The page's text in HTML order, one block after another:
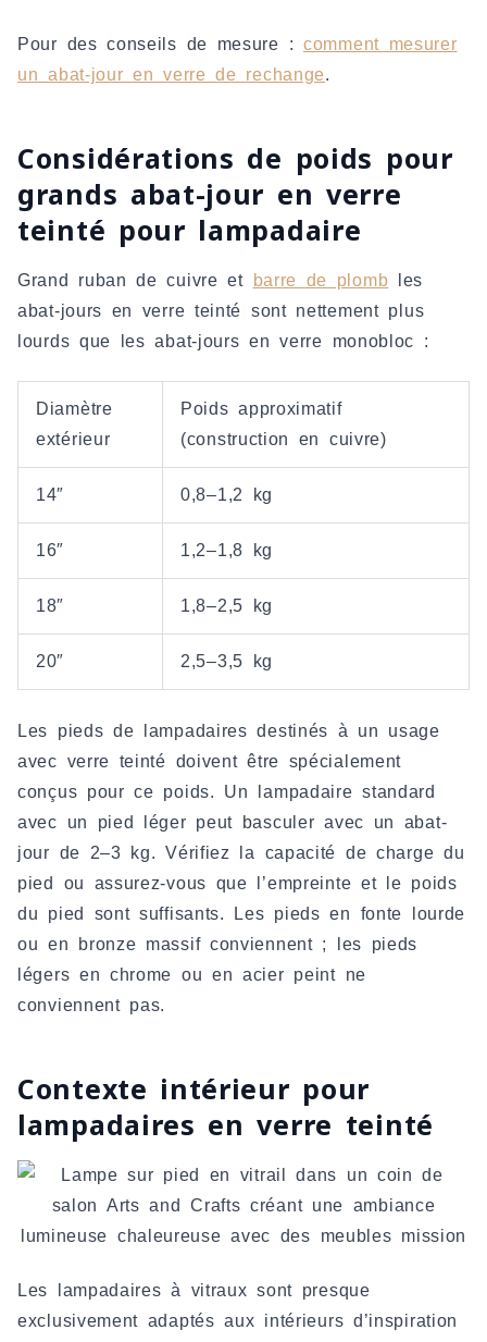
Pour des conseils de mesure : comment mesurer
un abat-jour en verre de rechange.
Considérations de poids pour
grands abat-jour en verre
teinté pour lampadaire
Grand ruban de cuivre et barre de plomb les
abat-jours en verre teinté sont nettement plus
lourds que les abat-jours en verre monobloc :
Diamètre
extérieur
Poids approximatif
(construction en cuivre)
14″ 0,8–1,2 kg
16″ 1,2–1,8 kg
18″ 1,8–2,5 kg
20″ 2,5–3,5 kg
Les pieds de lampadaires destinés à un usage
avec verre teinté doivent être spécialement
conçus pour ce poids. Un lampadaire standard
avec un pied léger peut basculer avec un abat-
jour de 2–3 kg. Vérifiez la capacité de charge du
pied ou assurez-vous que l’empreinte et le poids
du pied sont suffisants. Les pieds en fonte lourde
ou en bronze massif conviennent ; les pieds
légers en chrome ou en acier peint ne
conviennent pas.
Contexte intérieur pour
lampadaires en verre teinté
Les lampadaires à vitraux sont presque
exclusivement adaptés aux intérieurs d’inspiration